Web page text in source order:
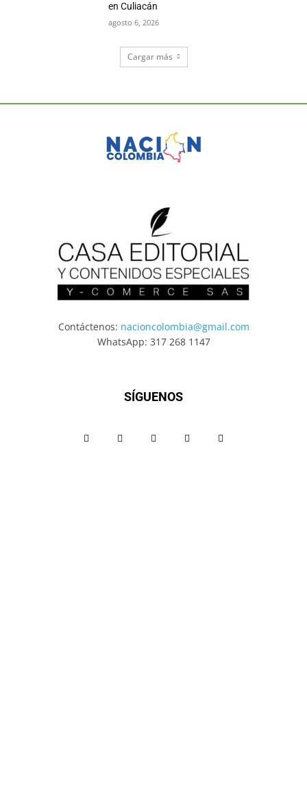
en Culiacán
agosto 6, 2026
Cargar más
Contáctenos: nacioncolombia@gmail.com
WhatsApp: 317 268 1147
SÍGUENOS